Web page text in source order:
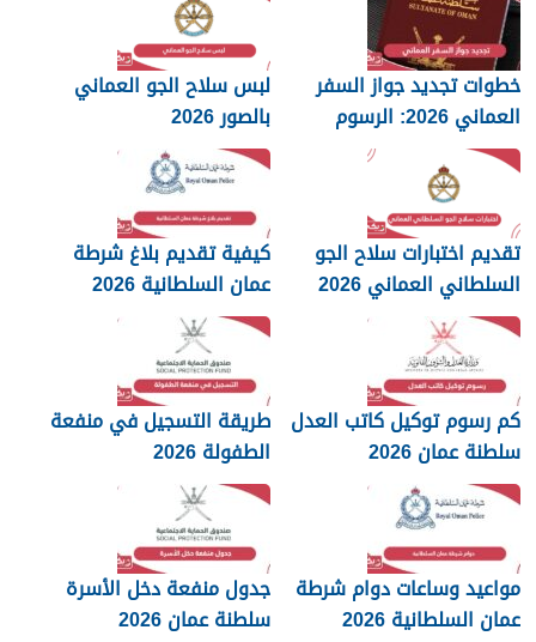
خطوات تجديد جواز السفر
العماني 2026: الرسوم
والمستندات المطلوبة
لبس سلاح الجو العماني
بالصور 2026
تقديم اختبارات سلاح الجو
السلطاني العماني 2026
كيفية تقديم بلاغ شرطة
عمان السلطانية 2026
كم رسوم توكيل كاتب العدل
سلطنة عمان 2026
طريقة التسجيل في منفعة
الطفولة 2026
مواعيد وساعات دوام شرطة
عمان السلطانية 2026
جدول منفعة دخل الأسرة
سلطنة عمان 2026